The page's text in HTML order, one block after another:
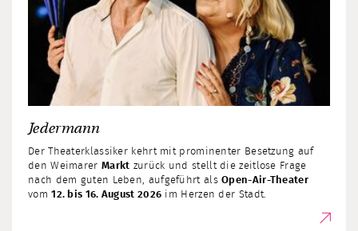
Jedermann
Der Theaterklassiker kehrt mit prominenter Besetzung auf
den Weimarer Markt zurück und stellt die zeitlose Frage
nach dem guten Leben, aufgeführt alsOpen-Air-Theater
vom12. bis 16. August 2026 im Herzen der Stadt.